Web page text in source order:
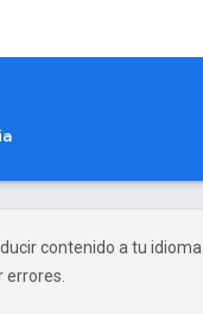
contenido a tu idioma